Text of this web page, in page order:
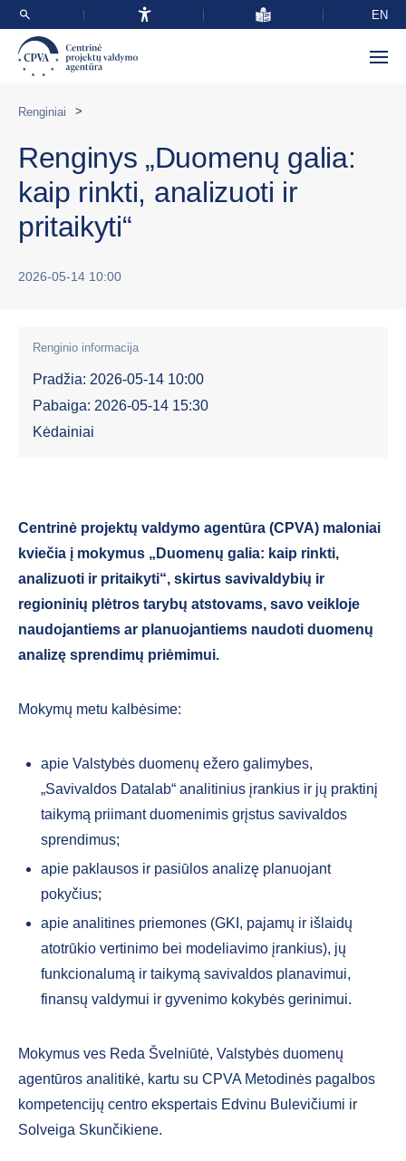
EN
Renginiai >
Renginys „Duomenų galia:
kaip rinkti, analizuoti ir
pritaikyti“
2026-05-14 10:00
Renginio informacija
Pradžia: 2026-05-14 10:00
Pabaiga: 2026-05-14 15:30
Kėdainiai
Centrinė projektų valdymo agentūra (CPVA) maloniai
kviečia į mokymus „Duomenų galia: kaip rinkti,
analizuoti ir pritaikyti“, skirtus savivaldybių ir
regioninių plėtros tarybų atstovams, savo veikloje
naudojantiems ar planuojantiems naudoti duomenų
analizę sprendimų priėmimui.
Mokymų metu kalbėsime:
apie Valstybės duomenų ežero galimybes,
„Savivaldos Datalab“ analitinius įrankius ir jų praktinį
taikymą priimant duomenimis grįstus savivaldos
sprendimus;
apie paklausos ir pasiūlos analizę planuojant
pokyčius;
apie analitines priemones (GKI, pajamų ir išlaidų
atotrūkio vertinimo bei modeliavimo įrankius), jų
funkcionalumą ir taikymą savivaldos planavimui,
finansų valdymui ir gyvenimo kokybės gerinimui.
Mokymus ves Reda Švelniūtė, Valstybės duomenų
agentūros analitikė, kartu su CPVA Metodinės pagalbos
kompetencijų centro ekspertais Edvinu Bulevičiumi ir
Solveiga Skunčikiene.